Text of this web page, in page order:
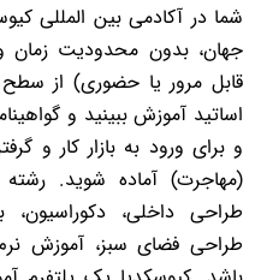
شما در آکادمی بین المللی
جهان، بدون محدودیت زمان
قابل مرور یا حضوری) از سطح
اساتید آموزش ببینید و
و برای ورود به بازار کار و
(مهاجرت) آماده شوید.
طراحی داخلی، دکوراسیون،
طراحی فضای سبز، آموزش